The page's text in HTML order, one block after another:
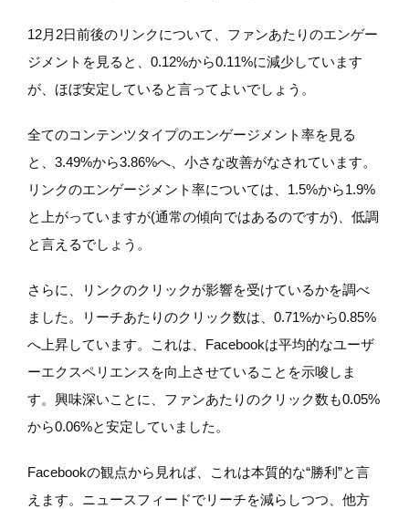
12月2日前後のリンクについて、ファンあたりのエンゲー
ジメントを見ると、0.12%から0.11%に減少しています
が、ほぼ安定していると言ってよいでしょう。
全てのコンテンツタイプのエンゲージメント率を見る
と、3.49%から3.86%へ、小さな改善がなされています。
リンクのエンゲージメント率については、1.5%から1.9%
と上がっていますが(通常の傾向ではあるのですが)、低調
と言えるでしょう。
さらに、リンクのクリックが影響を受けているかを調べ
ました。リーチあたりのクリック数は、0.71%から0.85%
へ上昇しています。これは、Facebookは平均的なユーザ
ーエクスペリエンスを向上させていることを示唆しま
す。興味深いことに、ファンあたりのクリック数も0.05%
から0.06%と安定していました。
Facebookの観点から見れば、これは本質的な“勝利”と言
えます。ニュースフィードでリーチを減らしつつ、他方